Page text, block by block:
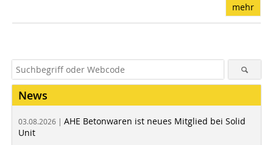
mehr
News
03.08.2026 | AHE Betonwaren ist neues Mitglied bei Solid
Unit